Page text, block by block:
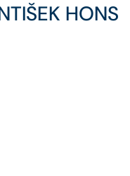
HONS